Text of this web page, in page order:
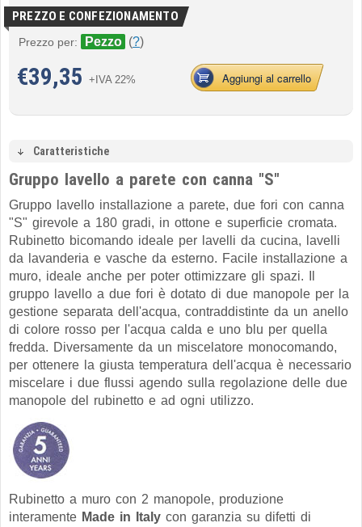
PREZZO E CONFEZIONAMENTO
Prezzo per: Pezzo (?)
€39,35 +IVA 22% Aggiungi al carrello
Caratteristiche
Gruppo lavello a parete con canna "S"
Gruppo lavello installazione a parete, due fori con canna
"S" girevole a 180 gradi, in ottone e superficie cromata.
Rubinetto bicomando ideale per lavelli da cucina, lavelli
da lavanderia e vasche da esterno. Facile installazione a
muro, ideale anche per poter ottimizzare gli spazi. Il
gruppo lavello a due fori è dotato di due manopole per la
gestione separata dell'acqua, contraddistinte da un anello
di colore rosso per l'acqua calda e uno blu per quella
fredda. Diversamente da un miscelatore monocomando,
per ottenere la giusta temperatura dell'acqua è necessario
miscelare i due flussi agendo sulla regolazione delle due
manopole del rubinetto e ad ogni utilizzo.
Rubinetto a muro con 2 manopole, produzione
interamente Made in Italy con garanzia su difetti di